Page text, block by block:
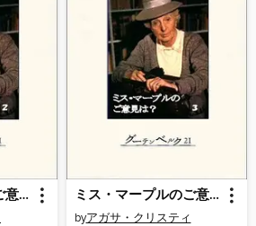
ミス・マープルのご意見は? ２ ミス・マープルのご意見は? ３
byアガサ・クリスティ